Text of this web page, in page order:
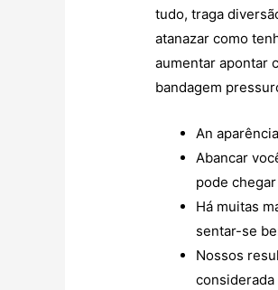
tudo, traga
atanazar como
aumentar apontar
bandagem
An
Abancar
pode
Há muitas
sentar-se
Nossos